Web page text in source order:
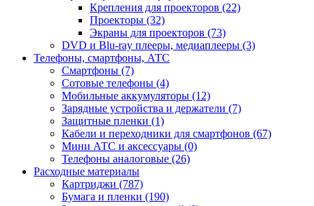
Крепления для проекторов (22)
Проекторы (32)
Экраны для проекторов (73)
DVD и Blu-ray плееры, медиаплееры (3)
Телефоны, смартфоны, АТС
Смартфоны (7)
Сотовые телефоны (4)
Мобильные аккумуляторы (12)
Зарядные устройства и держатели (7)
Защитные пленки (1)
Кабели и переходники для смартфонов (67)
Мини АТС и аксессуары (0)
Телефоны аналоговые (26)
Расходные материалы
Картриджи (787)
Бумага и пленки (190)